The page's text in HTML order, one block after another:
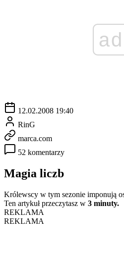
ad
12.02.2008 19:40
RinG
marca.com
52 komentarzy
Magia liczb
Królewscy w tym sezonie imponują
Ten artykuł przeczytasz w 3 minuty.
REKLAMA
REKLAMA